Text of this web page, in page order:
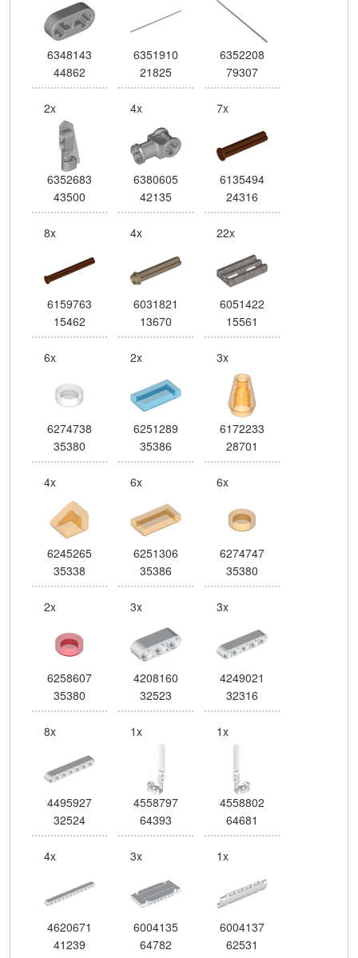
6348143
44862
6351910
21825
6352208
79307
2x
6352683
43500
4x
6380605
42135
7x
6135494
24316
8x
6159763
15462
4x
6031821
13670
22x
6051422
15561
6x
6274738
35380
2x
6251289
35386
3x
6172233
28701
4x
6245265
35338
6x
6251306
35386
6x
6274747
35380
2x
6258607
35380
3x
4208160
32523
3x
4249021
32316
8x
4495927
32524
1x
4558797
64393
1x
4558802
64681
4x
4620671
41239
3x
6004135
64782
1x
6004137
62531